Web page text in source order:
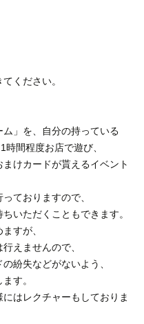
ください。
ム」を、自分の持っている
間程度お店で遊び、
けカードが貰えるイベント
ておりますので、
いただくこともできます。
すが、
えませんので、
紛失などがないよう、
す。
はレクチャーもしておりま